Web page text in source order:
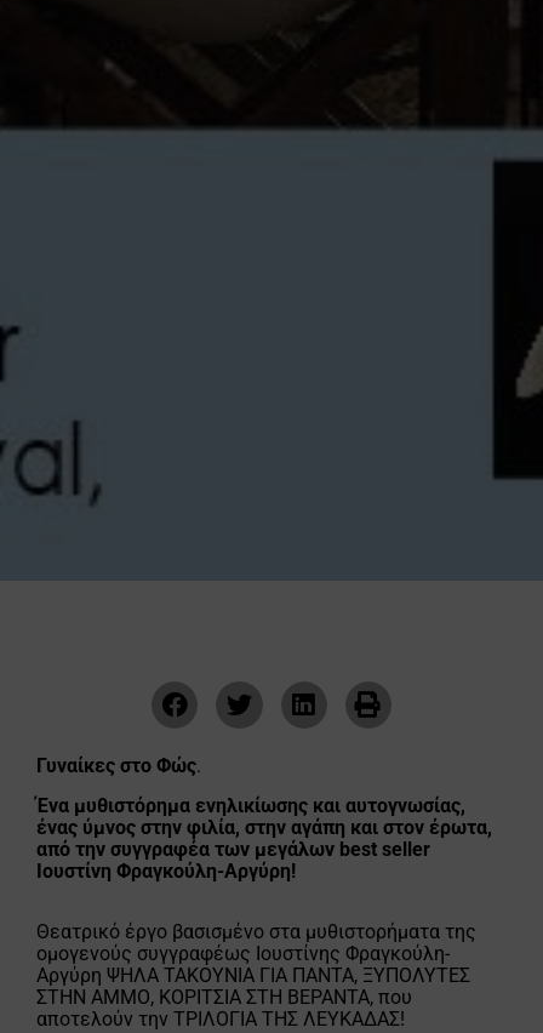
Γυναίκες στο Φώς.
Ένα μυθιστόρημα ενηλικίωσης και αυτογνωσίας,
ένας ύμνος στην φιλία, στην αγάπη και στον έρωτα,
από την συγγραφέα των μεγάλων best seller
Ιουστίνη Φραγκούλη-Αργύρη!
Θεατρικό έργο βασισμένο στα μυθιστορήματα της
ομογενούς συγγραφέως Ιουστίνης Φραγκούλη-
Αργύρη ΨΗΛΑ ΤΑΚΟΥΝΙΑ ΓΙΑ ΠΑΝΤΑ, ΞΥΠΟΛΥΤΕΣ
ΣΤΗΝ ΑΜΜΟ, ΚΟΡΙΤΣΙΑ ΣΤΗ ΒΕΡΑΝΤΑ, που
αποτελούν την ΤΡΙΛΟΓΙΑ ΤΗΣ ΛΕΥΚΑΔΑΣ!